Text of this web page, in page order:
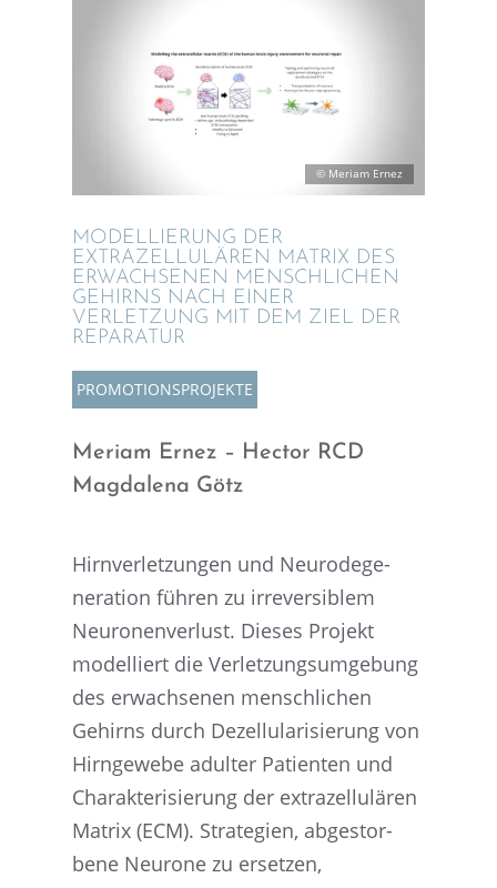
MODEL­LIE­RUNG DER
EXTRA­ZEL­LU­LÄ­REN MATRIX DES
ERWACH­SE­NEN MENSCH­LI­CHEN
GEHIRNS NACH EINER
VERLET­ZUNG MIT DEM ZIEL DER
REPARATUR
PROMO­TI­ONS­PRO­JEKTE
Meriam Ernez – Hector RCD
Magda­lena Götz
Hirnver­let­zun­gen und Neuro­de­ge­
nera­tion führen zu irrever­si­blem
Neuro­nen­ver­lust. Dieses Projekt
model­liert die Verlet­zungs­um­ge­bung
des erwach­se­nen mensch­li­chen
Gehirns durch Dezel­lu­la­ri­sie­rung von
Hirnge­webe adulter Patien­ten und
Charak­te­ri­sie­rung der extra­zel­lu­lä­ren
Matrix (ECM). Strate­gien, abgestor­
bene Neurone zu erset­zen,
© Meriam Ernez